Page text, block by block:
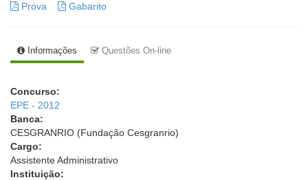
Prova Gabarito
Informações Questões On-line
Concurso:
EPE - 2012
Banca:
CESGRANRIO (Fundação Cesgranrio)
Cargo:
Assistente Administrativo
Instituição: